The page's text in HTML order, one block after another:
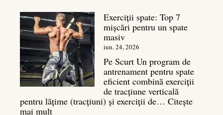
este
sa
cu
masa
musculară
Exerciții spate: Top 7
mișcări pentru un spate
masiv
iun. 24, 2026
Pe Scurt Un program de
antrenament pentru spate
eficient combină exerciții
de tracțiune verticală
pentru lățime (tracțiuni) și exerciții de… Citește
mai mult: